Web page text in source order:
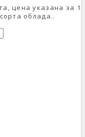
цена указана за 1
облада..